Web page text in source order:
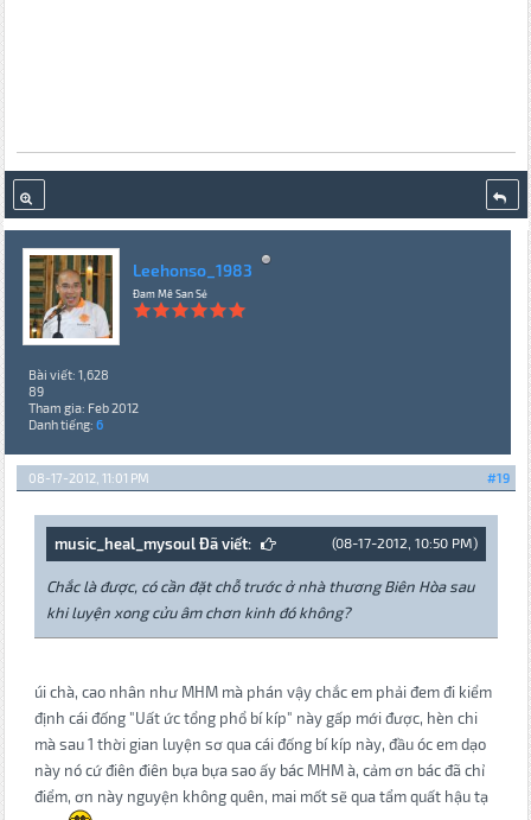
Leehonso_1983
Đam Mê San Sẻ
Bài viết: 1,628
89
Tham gia: Feb 2012
Danh tiếng: 6
#19
08-17-2012, 11:01 PM
(08-17-2012, 10:50 PM)
music_heal_mysoul Đã viết:
Chắc là được, có cần đặt chỗ trước ở nhà thương Biên Hòa sau
khi luyện xong cửu âm chơn kinh đó không?
úi chà, cao nhân như MHM mà phán vậy chắc em phải đem đi kiểm
định cái đống "Uất ức tổng phổ bí kíp" này gấp mới được, hèn chi
mà sau 1 thời gian luyện sơ qua cái đống bí kíp này, đầu óc em dạo
này nó cứ điên điên bựa bựa sao ấy bác MHM à, cảm ơn bác đã chỉ
điểm, ơn này nguyện không quên, mai mốt sẽ qua tẩm quất hậu tạ